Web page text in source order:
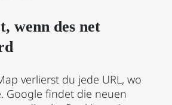
wenn des net
verlierst du jede URL, wo
Google findet die neuen